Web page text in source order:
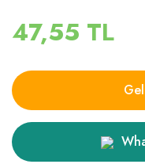
47,55 TL